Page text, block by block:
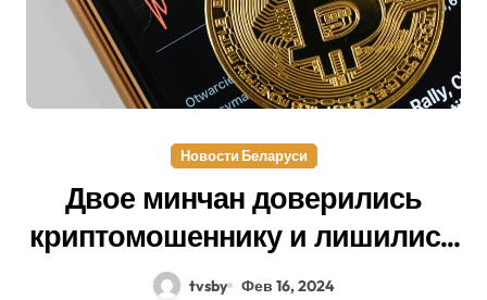
Новости Беларуси
Двое минчан доверились
криптомошеннику и лишились
более чем Br12 тыс.
tvsby Фев 16, 2024